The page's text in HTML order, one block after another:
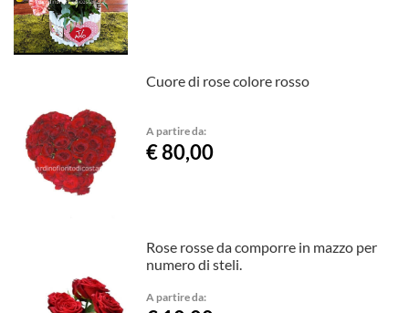
Cuore di rose colore rosso
A partire da:
€ 80,00
Rose rosse da comporre in mazzo per
numero di steli.
A partire da: